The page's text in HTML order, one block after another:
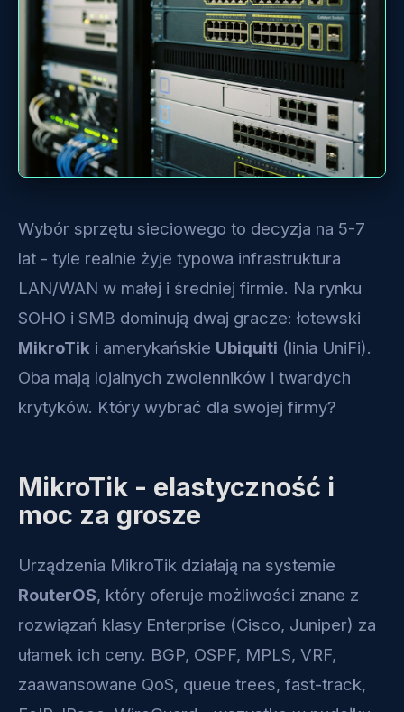
Wybór sprzętu sieciowego to decyzja na 5-7
lat - tyle realnie żyje typowa infrastruktura
LAN/WAN w małej i średniej firmie. Na rynku
SOHO i SMB dominują dwaj gracze: łotewski
MikroTik i amerykańskie Ubiquiti (linia UniFi).
Oba mają lojalnych zwolenników i twardych
krytyków. Który wybrać dla swojej firmy?
MikroTik - elastyczność i
moc za grosze
Urządzenia MikroTik działają na systemie
RouterOS, który oferuje możliwości znane z
rozwiązań klasy Enterprise (Cisco, Juniper) za
ułamek ich ceny. BGP, OSPF, MPLS, VRF,
zaawansowane QoS, queue trees, fast-track,